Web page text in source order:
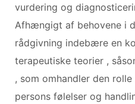
vurdering og
Afhængigt af behovene i
rådgivning indebære en
terapeutiske teorier ,
, som omhandler den
persons følelser og